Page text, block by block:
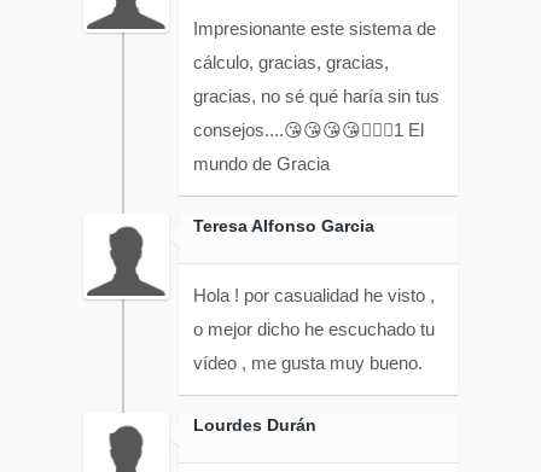
Impresionante este sistema de
cálculo, gracias, gracias,
gracias, no sé qué haría sin tus
consejos....😘😘😘😘🟻👍🏻 1 El
mundo de Gracia
Teresa Alfonso Garcia
Hola ! por casualidad he visto ,
o mejor dicho he escuchado tu
vídeo , me gusta muy bueno.
Lourdes Durán